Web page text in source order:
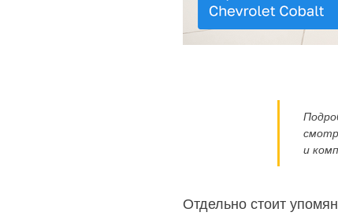
и
Отдельно стоит